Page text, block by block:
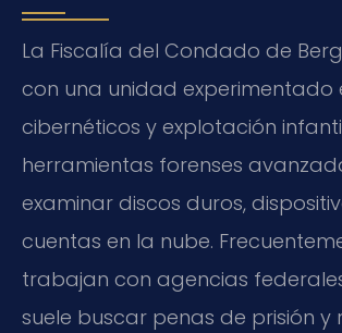
La Fiscalía del Condado de
con una unidad experimentado
cibernéticos y explotación
herramientas forenses
examinar discos duros,
cuentas en la nube.
trabajan con agencias
suele buscar penas de prisión y